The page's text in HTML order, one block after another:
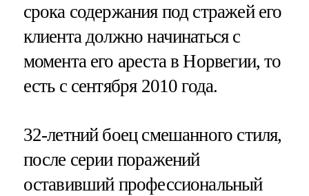
срока содержания под стражей его
клиента должно начинаться с
момента его ареста в Норвегии, то
есть с сентября 2010 года.
32-летний боец смешанного стиля,
после серии поражений
оставивший профессиональный